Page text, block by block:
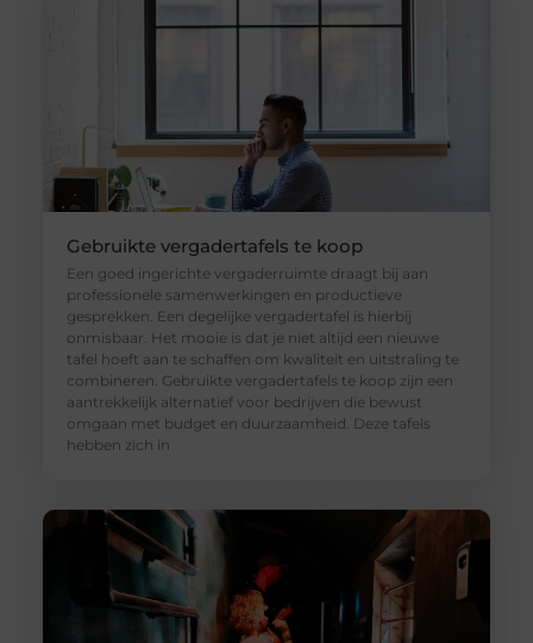
Gebruikte vergadertafels te koop
Een goed ingerichte vergaderruimte draagt bij aan
professionele samenwerkingen en productieve
gesprekken. Een degelijke vergadertafel is hierbij
onmisbaar. Het mooie is dat je niet altijd een nieuwe
tafel hoeft aan te schaffen om kwaliteit en uitstraling te
combineren. Gebruikte vergadertafels te koop zijn een
aantrekkelijk alternatief voor bedrijven die bewust
omgaan met budget en duurzaamheid. Deze tafels
hebben zich in